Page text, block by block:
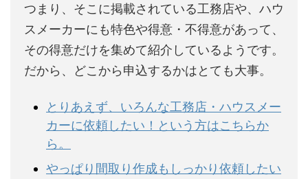
つまり、そこに掲載されている工務店や、ハウ
スメーカーにも特色や得意・不得意があって、
その得意だけを集めて紹介しているようです。
だから、どこから申込するかはとても大事。
とりあえず、いろんな工務店・ハウスメー
カーに依頼したい！という方はこちらか
ら。
やっぱり間取り作成もしっかり依頼したい